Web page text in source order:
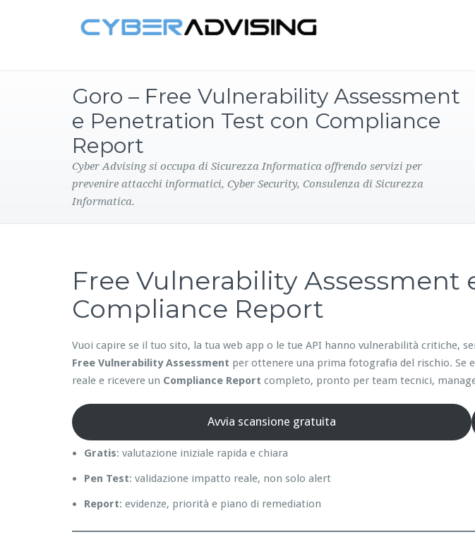
Goro – Free Vulnerability Assessment
e Penetration Test con Compliance
Report
Cyber Advising si occupa di Sicurezza Informatica offrendo servizi per
prevenire attacchi informatici, Cyber Security, Consulenza di Sicurezza
Informatica.
Free Vulnerability Assessment
Compliance Report
Vuoi capire se il tuo sito, la tua web app o le tue API hanno vulnerabilità critiche,
Free Vulnerability Assessment per ottenere una prima fotografia del rischio. Se
reale e ricevere un Compliance Report completo, pronto per team tecnici,
Avvia scansione gratuita
Gratis: valutazione iniziale rapida e chiara
Pen Test: validazione impatto reale, non solo alert
Report: evidenze, priorità e piano di remediation